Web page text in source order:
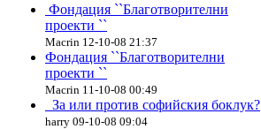
Фондация ``Благотворителни
проекти ``
Macrin 12-10-08 21:37
Фондация ``Благотворителни
проекти ``
Macrin 11-10-08 00:49
За или против софийския боклук?
harry 09-10-08 09:04